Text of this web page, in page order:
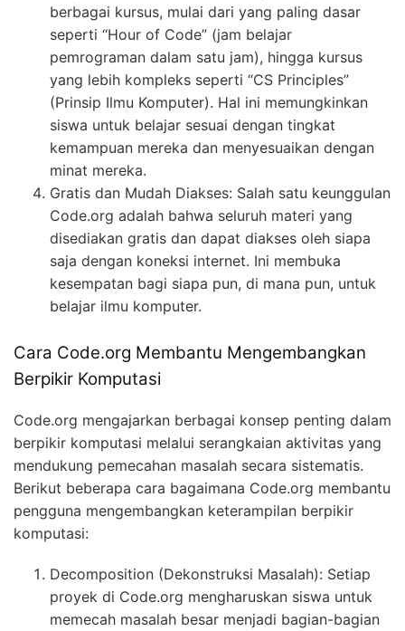
berbagai kursus, mulai dari yang paling dasar
seperti “Hour of Code” (jam belajar
pemrograman dalam satu jam), hingga kursus
yang lebih kompleks seperti “CS Principles”
(Prinsip Ilmu Komputer). Hal ini memungkinkan
siswa untuk belajar sesuai dengan tingkat
kemampuan mereka dan menyesuaikan dengan
minat mereka.
Gratis dan Mudah Diakses: Salah satu keunggulan
Code.org adalah bahwa seluruh materi yang
disediakan gratis dan dapat diakses oleh siapa
saja dengan koneksi internet. Ini membuka
kesempatan bagi siapa pun, di mana pun, untuk
belajar ilmu komputer.
Cara Code.org Membantu Mengembangkan
Berpikir Komputasi
Code.org mengajarkan berbagai konsep penting dalam
berpikir komputasi melalui serangkaian aktivitas yang
mendukung pemecahan masalah secara sistematis.
Berikut beberapa cara bagaimana Code.org membantu
pengguna mengembangkan keterampilan berpikir
komputasi:
Decomposition (Dekonstruksi Masalah): Setiap
proyek di Code.org mengharuskan siswa untuk
memecah masalah besar menjadi bagian-bagian